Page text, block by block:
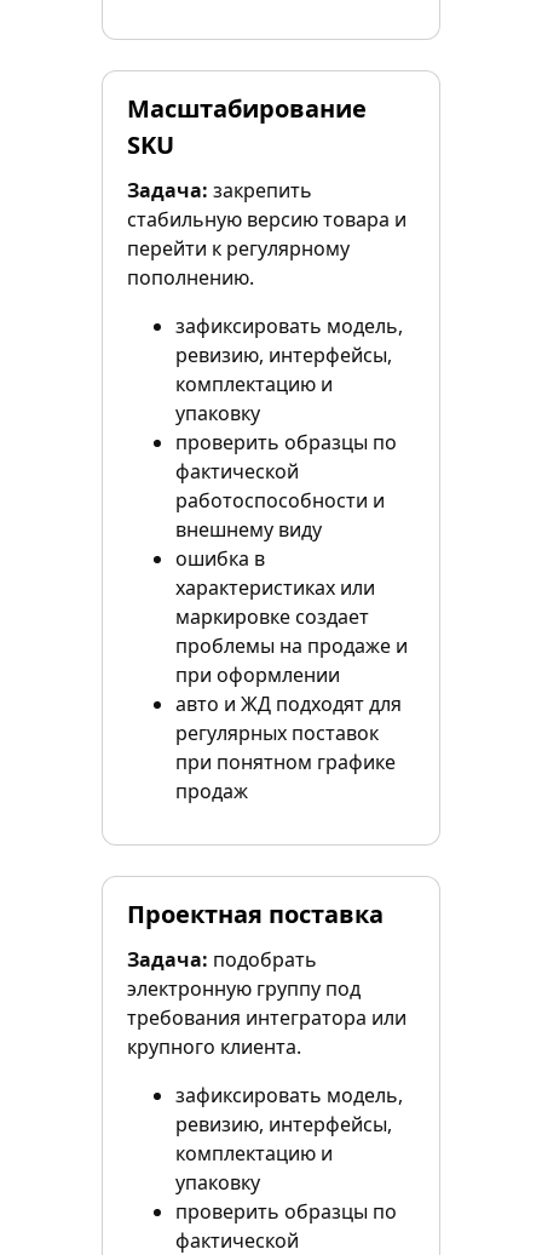
Масштабирование
SKU
Задача: закрепить
стабильную версию товара и
перейти к регулярному
пополнению.
зафиксировать модель,
ревизию, интерфейсы,
комплектацию и
упаковку
проверить образцы по
фактической
работоспособности и
внешнему виду
ошибка в
характеристиках или
маркировке создает
проблемы на продаже и
при оформлении
авто и ЖД подходят для
регулярных поставок
при понятном графике
продаж
Проектная поставка
Задача: подобрать
электронную группу под
требования интегратора или
крупного клиента.
зафиксировать модель,
ревизию, интерфейсы,
комплектацию и
упаковку
проверить образцы по
фактической